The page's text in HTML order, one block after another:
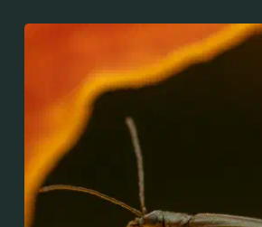
Scheinbockkäfer (Oedemera nobilis).